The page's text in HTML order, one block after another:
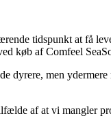
tidspunkt at få
køb af Comfeel
dyrere, men
af at vi mangler